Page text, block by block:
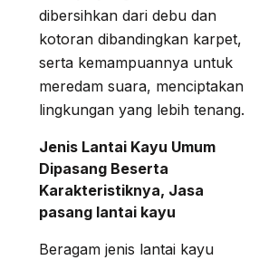
dibersihkan dari debu dan
kotoran dibandingkan karpet,
serta kemampuannya untuk
meredam suara, menciptakan
lingkungan yang lebih tenang.
Jenis Lantai Kayu Umum
Dipasang Beserta
Karakteristiknya, Jasa
pasang lantai kayu
Beragam jenis lantai kayu